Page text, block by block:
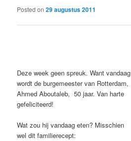
Posted on29 augustus 2011
Deze week geen spreuk. Want vandaag
wordt de burgemeester van Rotterdam,
Ahmed Aboutaleb, 50 jaar. Van harte
gefeliciteerd!
Wat zou hij vandaag eten? Misschien
wel dit familierecept: